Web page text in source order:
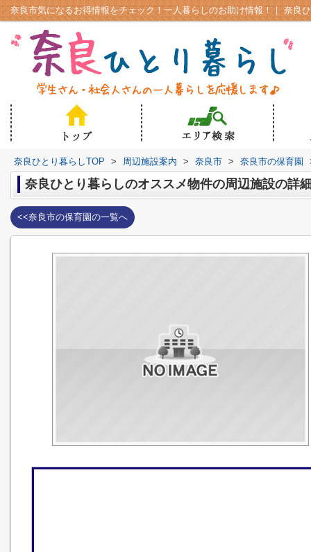
奈良ひとり暮らしTOP > 周辺施設案内 > 奈良市 > 奈良市の保育園
奈良ひとり暮らしのオススメ物件の周辺施設の詳
<<奈良市の保育園の一覧へ